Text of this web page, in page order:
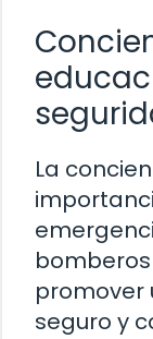
La
promover
seguro y